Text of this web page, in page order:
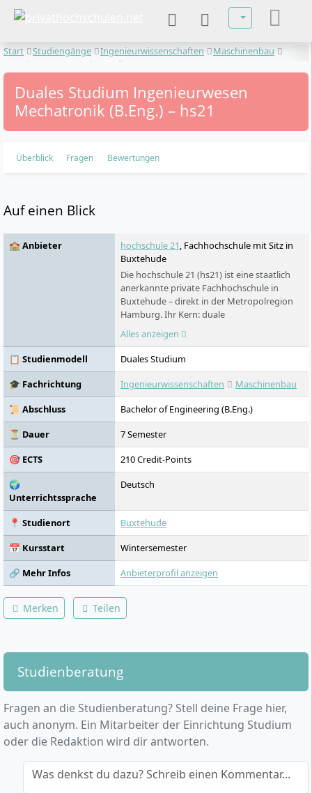
Sprache
Start Studiengänge Ingenieurwissenschaften
Maschinenbau
Ingenieurwesen Mechatronik
Duales Studium Ingenieurwesen
Mechatronik (B.Eng.) – hs21
Überblick Fragen Bewertungen
Auf einen Blick
🏫 Anbieter hochschule 21, Fachhochschule mit Sitz in
Buxtehude
Die hochschule 21 (hs21) ist eine staatlich
anerkannte private Fachhochschule in
Buxtehude – direkt in der Metropolregion
Hamburg. Ihr Kern: duale
Bachelorstudiengänge mit 50 Prozent
Praxisanteil in den Bereichen Bauwesen,
Technik und Gesundheit. Wer hier studiert,
Praxispartner und verlässt die Hochschule
mit Abschluss und Berufserfahrung.
Alles anzeigen
📋 Studienmodell
Duales Studium
🎓 Fachrichtung
Ingenieurwissenschaften
Maschinenbau
📜 Abschluss
Bachelor of Engineering (B.Eng.)
⏳ Dauer
7 Semester
🎯 ECTS
210 Credit-Points
🌍
Unterrichtssprache
Deutsch
📍 Studienort
Buxtehude
📅 Kursstart
Wintersemester
🔗 Mehr Infos
Anbieterprofil anzeigen
Merken Teilen
Studienberatung
Fragen an die Studienberatung? Stell deine Frage hier,
auch anonym. Ein Mitarbeiter der Einrichtung Studium
oder die Redaktion wird dir antworten.
Was denkst du dazu? Schreib einen Kommentar...